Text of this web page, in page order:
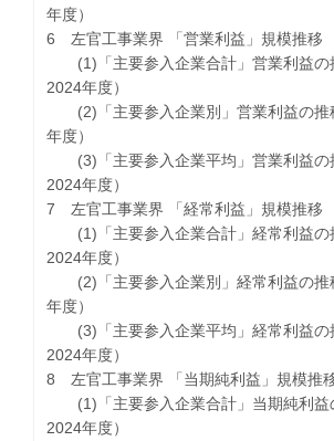
年度）
6 左官工事業界 「営業利益」規模推移
(1)「主要参入企業合計」営業利益の
2024年度）
(2)「主要参入企業別」営業利益の推
年度）
(3)「主要参入企業平均」営業利益の
2024年度）
7 左官工事業界 「経常利益」規模推移
(1)「主要参入企業合計」経常利益の
2024年度）
(2)「主要参入企業別」経常利益の推
年度）
(3)「主要参入企業平均」経常利益の
2024年度）
8 左官工事業界 「当期純利益」規模推
(1)「主要参入企業合計」当期純利益
2024年度）